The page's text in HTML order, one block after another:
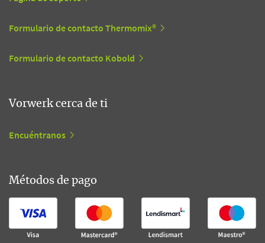
Formulario de contacto Thermomix®
Formulario de contacto Kobold
Vorwerk cerca de ti
Encuéntranos
Métodos de pago